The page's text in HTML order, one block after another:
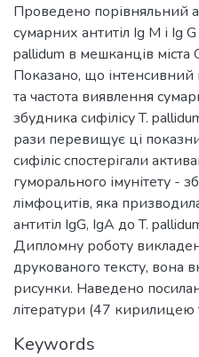
Проведено порівняльний
сумарних антитіл Ig M і Ig
pallidum в мешканців міста
Показано, що інтенсивний
та частота виявлення
збудника сифілісу T.
рази перевищує ці
сифіліс спостерігали
гуморального імунітету -
лімфоцитів, яка
антитіл IgG, IgA до T.
Дипломну роботу
друкованого тексту, вона
рисунки. Наведено
літератури (47
Keywords